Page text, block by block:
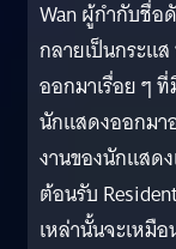
Wan ผู้กำกับชื่อ
กลายเป็นกระแ
ออกมาเรื่อย ๆ
นักแสดงออกมา
งานของนักแสดง
ต้อนรับ
เหล่านั้นจะเหมื